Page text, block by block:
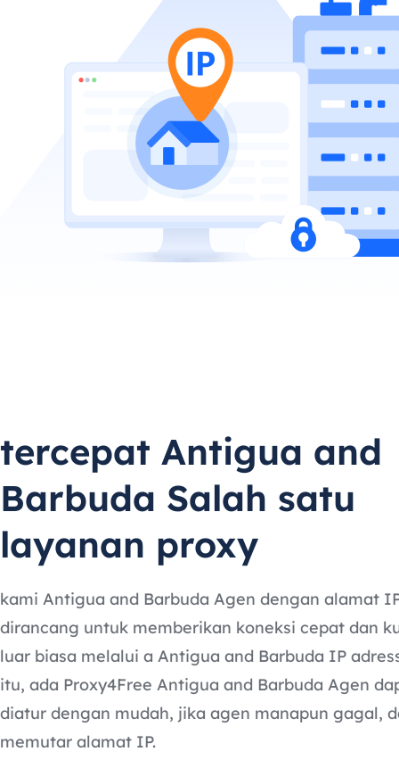
tercepat Antigua and
Barbuda Salah satu
layanan proxy
kami Antigua and Barbuda Agen dengan alamat
dirancang untuk memberikan koneksi cepat dan
luar biasa melalui a Antigua and Barbuda IP
itu, ada Proxy4Free Antigua and Barbuda Agen
diatur dengan mudah, jika agen manapun gagal,
memutar alamat IP.